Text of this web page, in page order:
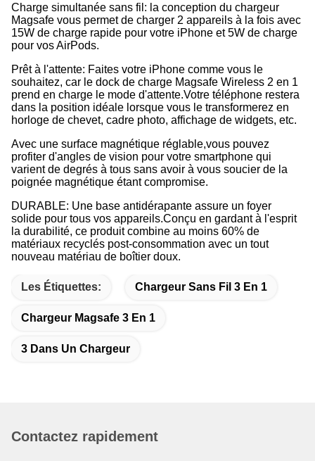
Charge simultanée sans fil: la conception du chargeur
Magsafe vous permet de charger 2 appareils à la fois avec
15W de charge rapide pour votre iPhone et 5W de charge
pour vos AirPods.
Prêt à l'attente: Faites votre iPhone comme vous le
souhaitez, car le dock de charge Magsafe Wireless 2 en 1
prend en charge le mode d'attente.Votre téléphone restera
dans la position idéale lorsque vous le transformerez en
horloge de chevet, cadre photo, affichage de widgets, etc.
Avec une surface magnétique réglable,vous pouvez
profiter d'angles de vision pour votre smartphone qui
varient de degrés à tous sans avoir à vous soucier de la
poignée magnétique étant compromise.
DURABLE: Une base antidérapante assure un foyer
solide pour tous vos appareils.Conçu en gardant à l'esprit
la durabilité, ce produit combine au moins 60% de
matériaux recyclés post-consommation avec un tout
nouveau matériau de boîtier doux.
Les Étiquettes: Chargeur Sans Fil 3 En 1
Chargeur Magsafe 3 En 1
3 Dans Un Chargeur
Contactez rapidement